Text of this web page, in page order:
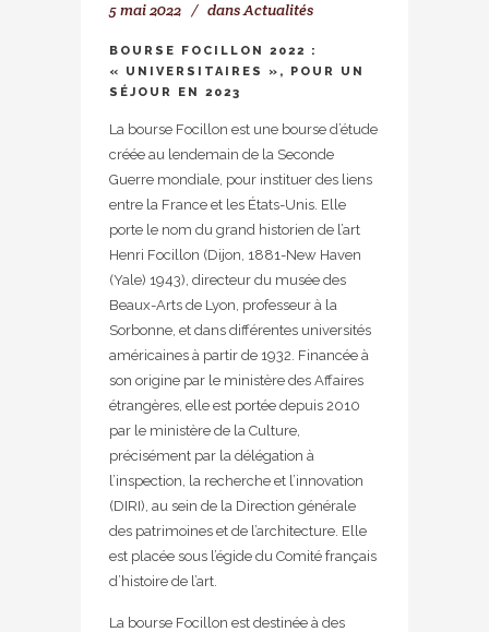
5 mai 2022 dansActualités
BOURSE FOCILLON 2022 :
« UNIVERSITAIRES », POUR UN
SÉJOUR EN 2023
La bourse Focillon est une bourse d’étude
créée au lendemain de la Seconde
Guerre mondiale, pour instituer des liens
entre la France et les États-Unis. Elle
porte le nom du grand historien de l’art
Henri Focillon (Dijon, 1881-New Haven
(Yale) 1943), directeur du musée des
Beaux-Arts de Lyon, professeur à la
Sorbonne, et dans différentes universités
américaines à partir de 1932. Financée à
son origine par le ministère des Affaires
étrangères, elle est portée depuis 2010
par le ministère de la Culture,
précisément par la délégation à
l’inspection, la recherche et l’innovation
(DIRI), au sein de la Direction générale
des patrimoines et de l’architecture. Elle
est placée sous l’égide du Comité français
d’histoire de l’art.
La bourse Focillon est destinée à des